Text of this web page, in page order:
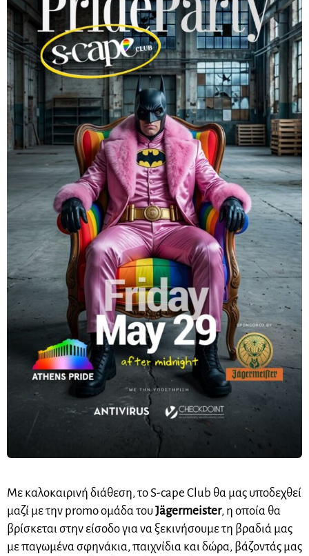
Με καλοκαιρινή διάθεση, το S-cape Club θα μας υποδεχθεί
μαζί με την promo ομάδα τουJägermeister, η οποία θα
βρίσκεται στην είσοδο για να ξεκινήσουμε τη βραδιά μας
με παγωμένα σφηνάκια, παιχνίδια και δώρα, βάζοντάς μας